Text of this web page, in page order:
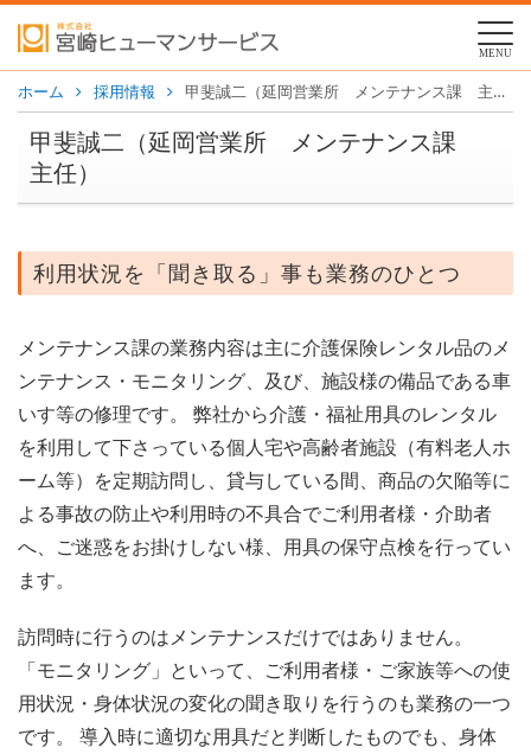
MENU
ホーム 採用情報 甲斐誠二（延岡営業所 メンテナンス課 主任）
甲斐誠二（延岡営業所 メンテナンス課
主任）
利用状況を「聞き取る」事も業務のひとつ
メンテナンス課の業務内容は主に介護保険レンタル品のメ
ンテナンス・モニタリング、及び、施設様の備品である車
いす等の修理です。 弊社から介護・福祉用具のレンタル
を利用して下さっている個人宅や高齢者施設（有料老人ホ
ーム等）を定期訪問し、貸与している間、商品の欠陥等に
よる事故の防止や利用時の不具合でご利用者様・介助者
へ、ご迷惑をお掛けしない様、用具の保守点検を行ってい
ます。
訪問時に行うのはメンテナンスだけではありません。
「モニタリング」といって、ご利用者様・ご家族等への使
用状況・身体状況の変化の聞き取りを行うのも業務の一つ
です。 導入時に適切な用具だと判断したものでも、身体